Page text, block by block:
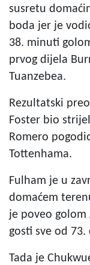
susretu
boda jer je
38. minuti
prvog dijela
Tuanzebea.
Rezultatski
Foster bio
Romero
Tottenhama.
Fulham je u
domaćem
je poveo
gosti sve od
Tada je